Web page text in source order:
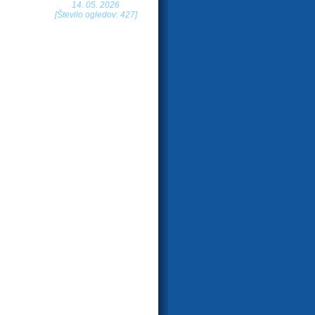
14. 05. 2026
[Število ogledov: 427]